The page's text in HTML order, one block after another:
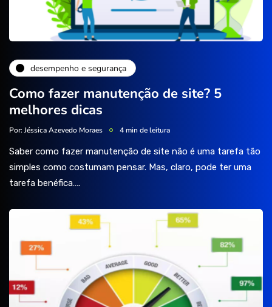
desempenho e segurança
Como fazer manutenção de site? 5
melhores dicas
Por: Jéssica Azevedo Moraes 4 min de leitura
Saber como fazer manutenção de site não é uma tarefa tão
simples como costumam pensar. Mas, claro, pode ter uma
tarefa benéfica….